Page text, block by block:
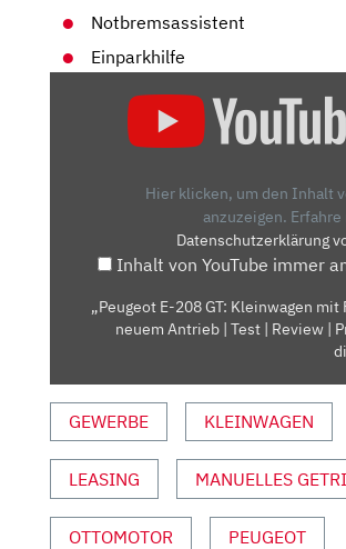
Notbremsassistent
Einparkhilfe
KLEINWAGEN
NEUEM
ANTRIEB
|
REVIEW
|
PREIS
2024“
Hier klicken, um den Inhalt
anzuzeigen.
Datenschutzerklärung
Inhalt von YouTube immer
„Peugeot E-208 GT: Kleinwagen mit
neuem Antrieb | Test | Review |
GEWERBE KLEINWAGEN
LEASING MANUELLES
OTTOMOTOR PEUGEOT